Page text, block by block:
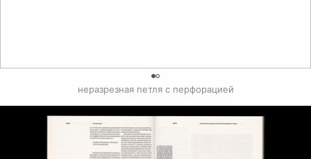
неразрезная петля с перфорацией